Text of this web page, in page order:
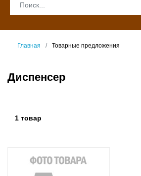
Главная Товарные предложения
Диспенсер
1 товар